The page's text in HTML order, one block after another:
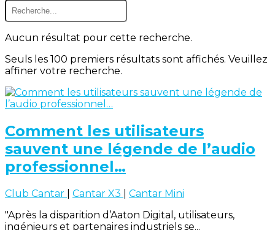
Aucun résultat pour cette recherche.
Seuls les 100 premiers résultats sont affichés. Veuillez
affiner votre recherche.
Comment les utilisateurs
sauvent une légende de l’audio
professionnel…
Club Cantar Cantar X3
Cantar Mini
"Après la disparition d’Aaton Digital, utilisateurs,
ingénieurs et partenaires industriels se...